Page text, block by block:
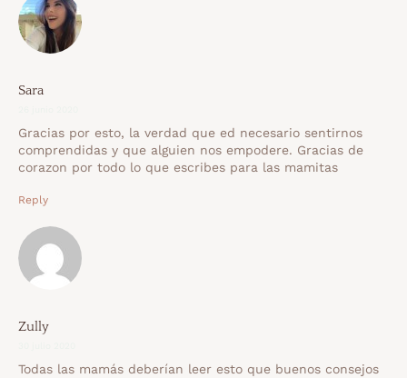
Sara
Gracias por esto, la verdad que ed necesario sentirnos
comprendidas y que alguien nos empodere. Gracias de
corazon por todo lo que escribes para las mamitas
Reply
Zully
Todas las mamás deberían leer esto que buenos consejos